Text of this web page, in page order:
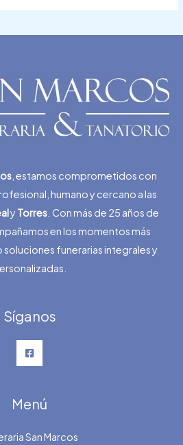
, estamos comprometidos con
humano y cercano a las
y Torres. Con más de 25 años de
en los momentos más
funerarias integrales y
Síganos
Menú
San Marcos